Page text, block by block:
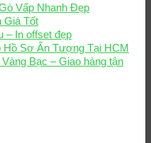
Vấp Nhanh Đẹp
Giá Tốt
– In offset đẹp
Sơ Ấn Tượng Tại HCM
Bạc – Giao hàng tận